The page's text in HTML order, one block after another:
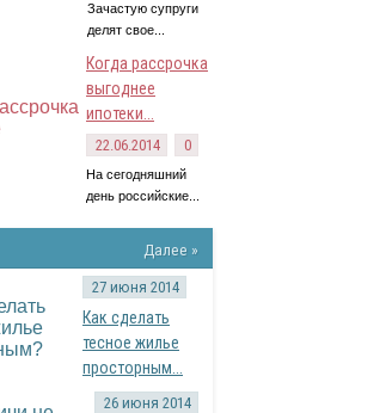
Зачастую супруги
делят свое...
Когда рассрочка
выгоднее
ипотеки...
22.06.2014 0
На сегодняшний
день российские...
Далее »
27 июня 2014
Как сделать
тесное жилье
просторным...
26 июня 2014